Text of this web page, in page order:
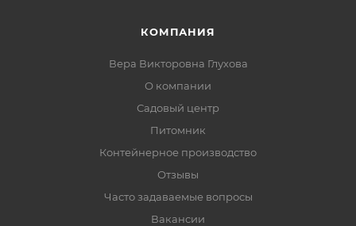
КОМПАНИЯ
Вера Викторовна Глухова
О компании
Садовый центр
Питомник
Контейнерное производство
Отзывы
Часто задаваемые вопросы
Вакансии